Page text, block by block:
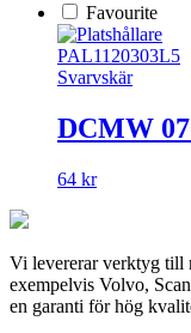
Favourite
PAL1120303L5
Svarvskär
DCMW
64 kr
Vi levererar verktyg till
exempelvis Volvo,
en garanti för hög